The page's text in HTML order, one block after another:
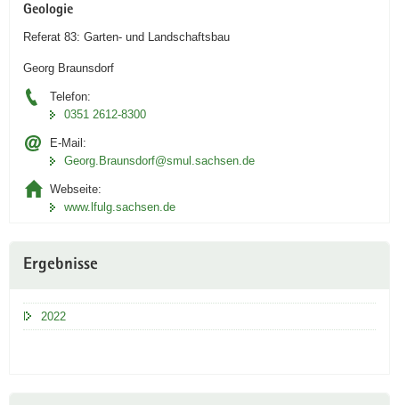
Geologie
Referat 83: Garten- und Landschaftsbau
Georg Braunsdorf
Telefon:
0351 2612-8300
E-Mail:
Georg.Braunsdorf@smul.sachsen.de
Webseite:
www.lfulg.sachsen.de
Ergebnisse
2022